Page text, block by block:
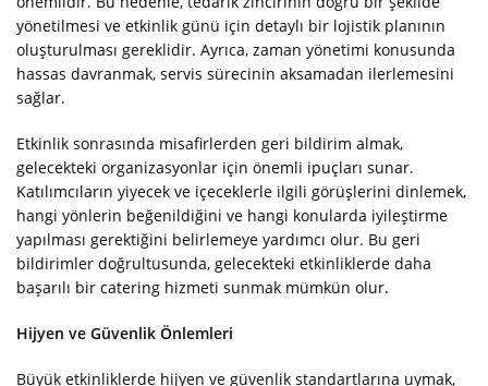
yönetilmesi ve etkinlik günü için detaylı bir lojistik planının
oluşturulması gereklidir. Ayrıca, zaman yönetimi konusunda
hassas davranmak, servis sürecinin aksamadan ilerlemesini
sağlar.
Etkinlik sonrasında misafirlerden geri bildirim almak,
gelecekteki organizasyonlar için önemli ipuçları sunar.
Katılımcıların yiyecek ve içeceklerle ilgili görüşlerini dinlemek,
hangi yönlerin beğenildiğini ve hangi konularda iyileştirme
yapılması gerektiğini belirlemeye yardımcı olur. Bu geri
bildirimler doğrultusunda, gelecekteki etkinliklerde daha
başarılı bir catering hizmeti sunmak mümkün olur.
Hijyen ve Güvenlik Önlemleri
Büyük etkinliklerde hijyen ve güvenlik standartlarına uymak,